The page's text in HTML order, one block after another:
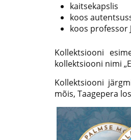
kaitsekapslis
koos
koos professor
Kollektsiooni
kollektsiooni nimi
Kollektsiooni
mõis, Taagepera